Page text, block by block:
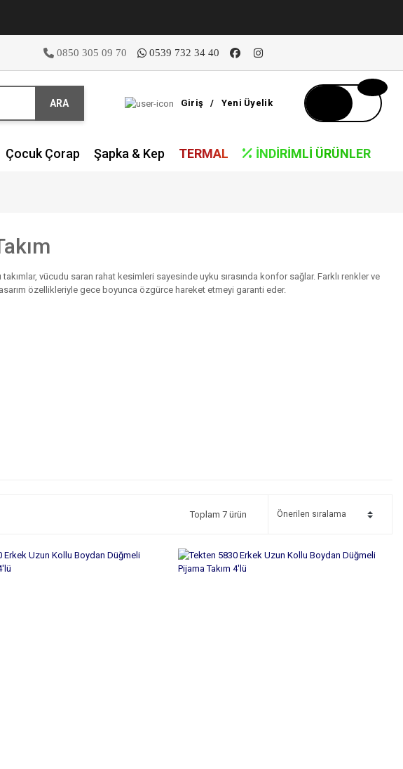
0850 305 09 70 0539 732 34 40
ARA Giriş / Yeni Üyelik
Çocuk Çorap Şapka & Kep TERMAL İNDIRIMLI ÜRÜNLER
vücudu saran rahat kesimleri sayesinde uyku sırasında konfor sağlar. Farklı renkler ve
özellikleriyle gece boyunca özgürce hareket etmeyi garanti eder.
Toplam 7 ürün